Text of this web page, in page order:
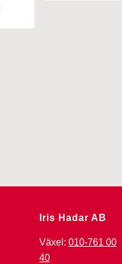
Iris Hadar AB
Växel: 010-761 00
40